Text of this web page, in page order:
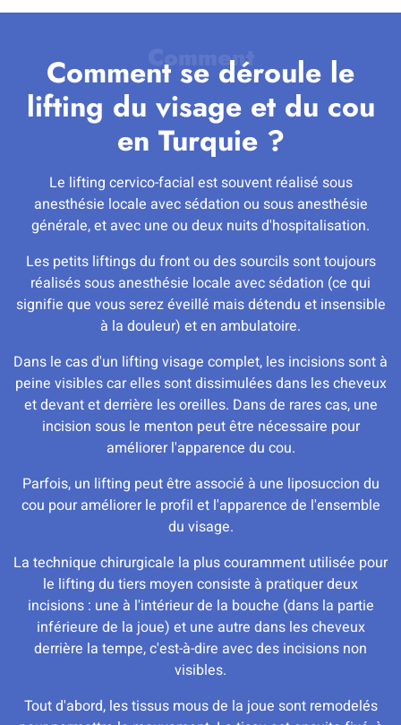
Comment se déroule le
lifting du visage et du cou
en Turquie ?
Le lifting cervico-facial est souvent réalisé sous
anesthésie locale avec sédation ou sous anesthésie
générale, et avec une ou deux nuits d'hospitalisation.
Les petits liftings du front ou des sourcils sont toujours
réalisés sous anesthésie locale avec sédation (ce qui
signifie que vous serez éveillé mais détendu et insensible
à la douleur) et en ambulatoire.
Dans le cas d'un lifting visage complet, les incisions sont à
peine visibles car elles sont dissimulées dans les cheveux
et devant et derrière les oreilles. Dans de rares cas, une
incision sous le menton peut être nécessaire pour
améliorer l'apparence du cou.
Parfois, un lifting peut être associé à une liposuccion du
cou pour améliorer le profil et l'apparence de l'ensemble
du visage.
La technique chirurgicale la plus couramment utilisée pour
le lifting du tiers moyen consiste à pratiquer deux
incisions : une à l'intérieur de la bouche (dans la partie
inférieure de la joue) et une autre dans les cheveux
derrière la tempe, c'est-à-dire avec des incisions non
visibles.
Tout d'abord, les tissus mous de la joue sont remodelés